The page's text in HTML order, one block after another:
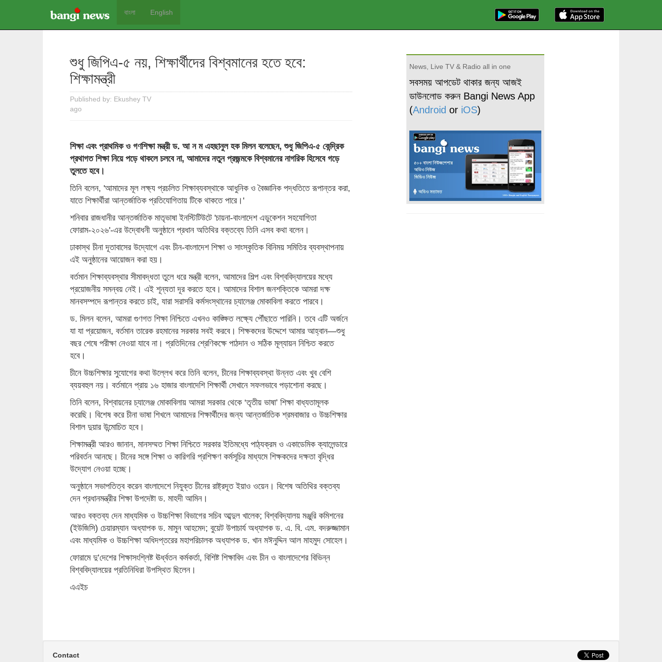
বাংলা English
শুধু জিপিএ-৫ নয়, শিক্ষার্থীদের বিশ্বমানের হতে হবে:
শিক্ষামন্ত্রী
Published by: Ekushey TV
ago
শিক্ষা এবং প্রাথমিক ও গণশিক্ষা মন্ত্রী ড. আ ন ম এহছানুল হক মিলন বলেছেন, শুধু জিপিএ-৫ কেন্দ্রিক
প্রথাগত শিক্ষা নিয়ে পড়ে থাকলে চলবে না, আমাদের নতুন প্রজন্মকে বিশ্বমানের নাগরিক হিসেবে গড়ে
তুলতে হবে।
তিনি বলেন, 'আমাদের মূল লক্ষ্য প্রচলিত শিক্ষাব্যবস্থাকে আধুনিক ও বৈজ্ঞানিক পদ্ধতিতে রূপান্তর করা,
যাতে শিক্ষার্থীরা আন্তর্জাতিক প্রতিযোগিতায় টিকে থাকতে পারে।'
শনিবার রাজধানীর আন্তর্জাতিক মাতৃভাষা ইনস্টিটিউটে 'চায়না-বাংলাদেশ এডুকেশন সহযোগিতা
ফোরাম-২০২৬'-এর উদ্বোধনী অনুষ্ঠানে প্রধান অতিথির বক্তব্যে তিনি এসব কথা বলেন।
ঢাকাস্থ চীনা দূতাবাসের উদ্যোগে এবং চীন-বাংলাদেশ শিক্ষা ও সাংস্কৃতিক বিনিময় সমিতির ব্যবস্থাপনায়
এই অনুষ্ঠানের আয়োজন করা হয়।
বর্তমান শিক্ষাব্যবস্থার সীমাবদ্ধতা তুলে ধরে মন্ত্রী বলেন, আমাদের শিল্প এবং বিশ্ববিদ্যালয়ের মধ্যে
প্রয়োজনীয় সমন্বয় নেই। এই শূন্যতা দূর করতে হবে। আমাদের বিশাল জনশক্তিকে আমরা দক্ষ
মানবসম্পদে রূপান্তর করতে চাই, যারা সরাসরি কর্মসংস্থানের চ্যালেঞ্জ মোকাবিলা করতে পারবে।
ড. মিলন বলেন, আমরা গুণগত শিক্ষা নিশ্চিতে এখনও কাঙ্ক্ষিত লক্ষ্যে পৌঁছাতে পারিনি। তবে এটি অর্জনে
যা যা প্রয়োজন, বর্তমান তারেক রহমানের সরকার সবই করবে। শিক্ষকদের উদ্দেশে আমার আহ্বান—শুধু
বছর শেষে পরীক্ষা নেওয়া যাবে না। প্রতিদিনের শ্রেণিকক্ষে পাঠদান ও সঠিক মূল্যায়ন নিশ্চিত করতে
হবে।
চীনে উচ্চশিক্ষার সুযোগের কথা উল্লেখ করে তিনি বলেন, চীনের শিক্ষাব্যবস্থা উন্নত এবং খুব বেশি
ব্যয়বহুল নয়। বর্তমানে প্রায় ১৬ হাজার বাংলাদেশি শিক্ষার্থী সেখানে সফলভাবে পড়াশোনা করছে।
তিনি বলেন, বিশ্বায়নের চ্যালেঞ্জ মোকাবিলায় আমরা সরকার থেকে ‘তৃতীয় ভাষা’ শিক্ষা বাধ্যতামূলক
করেছি। বিশেষ করে চীনা ভাষা শিখলে আমাদের শিক্ষার্থীদের জন্য আন্তর্জাতিক শ্রমবাজার ও উচ্চশিক্ষার
বিশাল দুয়ার উন্মোচিত হবে।
শিক্ষামন্ত্রী আরও জানান, মানসম্মত শিক্ষা নিশ্চিতে সরকার ইতিমধ্যে পাঠ্যক্রম ও একাডেমিক ক্যালেন্ডারে
পরিবর্তন আনছে। চীনের সঙ্গে শিক্ষা ও কারিগরি প্রশিক্ষণ কর্মসূচির মাধ্যমে শিক্ষকদের দক্ষতা বৃদ্ধির
উদ্যোগ নেওয়া হচ্ছে।
অনুষ্ঠানে সভাপতিত্ব করেন বাংলাদেশে নিযুক্ত চীনের রাষ্ট্রদূত ইয়াও ওয়েন। বিশেষ অতিথির বক্তব্য
দেন প্রধানমন্ত্রীর শিক্ষা উপদেষ্টা ড. মাহদী আমিন।
আরও বক্তব্য দেন মাধ্যমিক ও উচ্চশিক্ষা বিভাগের সচিব আব্দুল খালেক; বিশ্ববিদ্যালয় মঞ্জুরি কমিশনের
(ইউজিসি) চেয়ারম্যান অধ্যাপক ড. মামুন আহমেদ; বুয়েট উপাচার্য অধ্যাপক ড. এ. বি. এম. বদরুজ্জামান
এবং মাধ্যমিক ও উচ্চশিক্ষা অধিদপ্তরের মহাপরিচালক অধ্যাপক ড. খান মঈনুদ্দিন আল মাহমুদ সোহেল।
ফোরামে দু’দেশের শিক্ষাসংশ্লিষ্ট ঊর্ধ্বতন কর্মকর্তা, বিশিষ্ট শিক্ষাবিদ এবং চীন ও বাংলাদেশের বিভিন্ন
বিশ্ববিদ্যালয়ের প্রতিনিধিরা উপস্থিত ছিলেন।
এএইচ
News, Live TV & Radio all in one
সবসময় আপডেট থাকার জন্য আজই
ডাউনলোড করুন Bangi News App
(Android or iOS)
Contact